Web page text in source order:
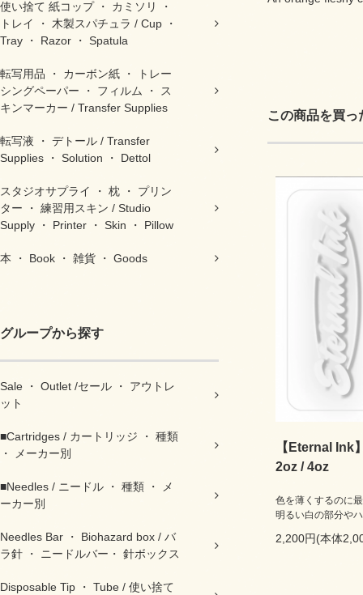
使い捨て 紙コップ ・ カミソリ ・
トレイ ・ 木製スパチュラ / Cup ・
Tray ・ Razor ・ Spatula
転写用品 ・ カーボン紙 ・ トレー
シングペーパー ・ フィルム ・ ス
キンマーカー / Transfer Supplies
転写液 ・ デトール / Transfer
Supplies ・ Solution ・ Dettol
スタジオサプライ ・ 枕 ・ プリン
ター ・ 練習用スキン / Studio
Supply ・ Printer ・ Skin ・ Pillow
本 ・ Book ・ 雑貨 ・ Goods
グループから探す
Sale ・ Outlet /セール ・ アウトレ
ット
■Cartridges / カートリッジ ・ 種類
・ メーカー別
■Needles / ニードル ・ 種類 ・ メ
ーカー別
Needles Bar ・ Biohazard box / バ
ラ針 ・ ニードルバー・ 針ボックス
Disposable Tip ・ Tube / 使い捨て
この商品を買
【Eternal Ink
2oz / 4oz
色を薄くするのに
明るい白の部分や
2,200円(本体